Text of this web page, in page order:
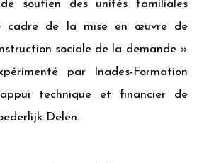
soutien des unités familiales
cadre de la mise en œuvre de
sociale de la demande »
par Inades-Formation
technique et financier de
Delen.